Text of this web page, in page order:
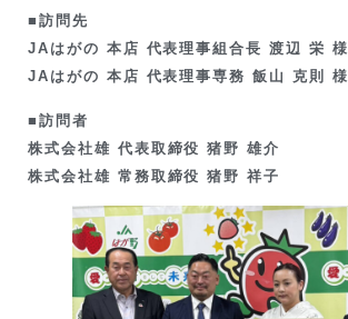
■訪問先
JAはがの 本店 代表理事組合長 渡辺 栄 様
JAはがの 本店 代表理事専務 飯山 克則 様
■訪問者
株式会社雄 代表取締役 猪野 雄介
株式会社雄 常務取締役 猪野 祥子